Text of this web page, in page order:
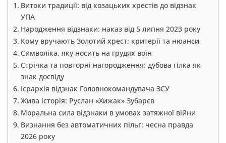
Витоки традиції: від козацьких хрестів до відзнак
УПА
Народження відзнаки: наказ від 5 липня 2023 року
Кому вручають Золотий хрест: критерії та нюанси
Символіка, яку носить на грудях воїн
Стрічка та повторні нагородження: дубова гілка як
знак досвіду
Ієрархія відзнак Головнокомандувача ЗСУ
Жива історія: Руслан «Хижак» Зубарєв
Моральна сила відзнаки в умовах затяжної війни
Визнання без автоматичних пільг: чесна правда
2026 року